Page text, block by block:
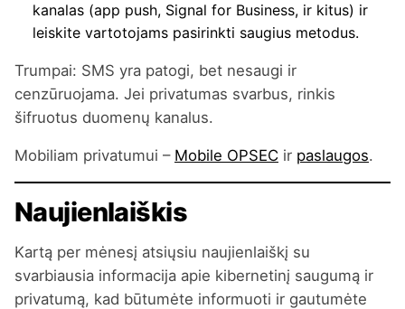
kanalas (app push, Signal for Business, ir kitus) ir
leiskite vartotojams pasirinkti saugius metodus.
Trumpai: SMS yra patogi, bet nesaugi ir
cenzūruojama. Jei privatumas svarbus, rinkis
šifruotus duomenų kanalus.
Mobiliam privatumui – Mobile OPSEC ir paslaugos.
Naujienlaiškis
Kartą per mėnesį atsiųsiu naujienlaiškį su
svarbiausia informacija apie kibernetinį saugumą ir
privatumą, kad būtumėte informuoti ir gautumėte